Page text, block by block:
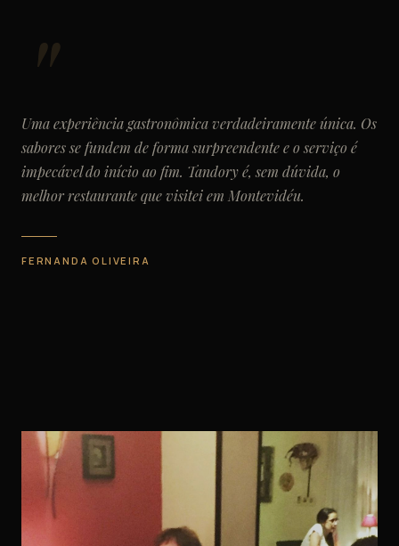
Uma experiência gastronômica verdadeiramente única. Os
sabores se fundem de forma surpreendente e o serviço é
impecável do início ao fim. Tandory é, sem dúvida, o
melhor restaurante que visitei em Montevidéu.
FERNANDA OLIVEIRA